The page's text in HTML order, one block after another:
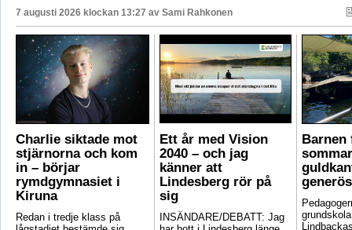
7 augusti 2026 klockan 13:27 av Sami Rahkonen
Charlie siktade mot
stjärnorna och kom
in – börjar
rymdgymnasiet i
Kiruna
Redan i tredje klass på
Ett år med Vision
2040 – och jag
känner att
Lindesberg rör på
sig
INSÄNDARE/DEBATT: Jag
Barnen